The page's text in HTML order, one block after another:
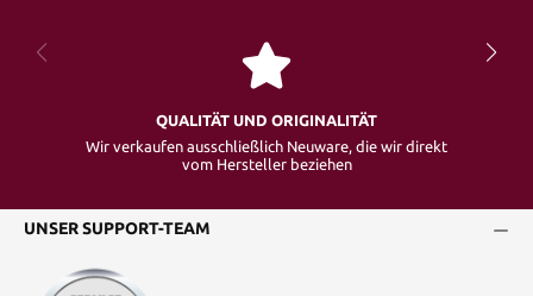
QUALITÄT UND ORIGINALITÄT
Wir verkaufen ausschließlich Neuware, die wir direkt
vom Hersteller beziehen
UNSER SUPPORT-TEAM